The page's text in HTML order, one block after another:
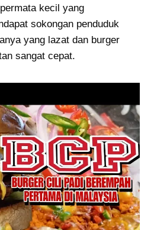
kecil yang
sokongan penduduk
yang lazat dan burger
sangat cepat.